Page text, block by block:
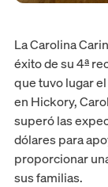
La Carolina
éxito de su 4ª
que tuvo lugar
en Hickory,
superó las
dólares para
proporcionar
sus familias.